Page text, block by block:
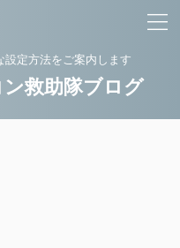
設定方法をご案内します
救助隊ブログ